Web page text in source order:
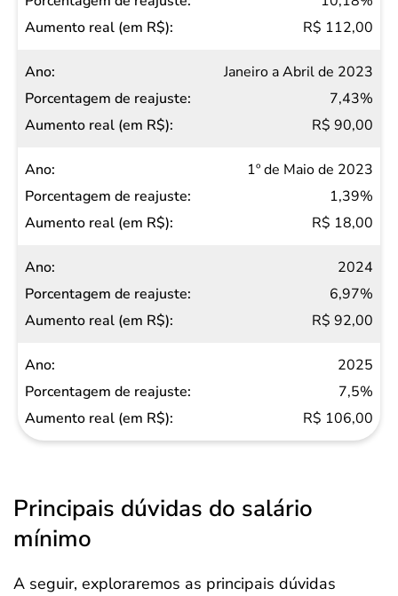
R$ 112,00
Janeiro a Abril de 2023
7,43%
R$ 90,00
1º de Maio de 2023
1,39%
R$ 18,00
2024
6,97%
R$ 92,00
2025
7,5%
R$ 106,00
Principais dúvidas do salário
mínimo
A seguir, exploraremos as principais dúvidas